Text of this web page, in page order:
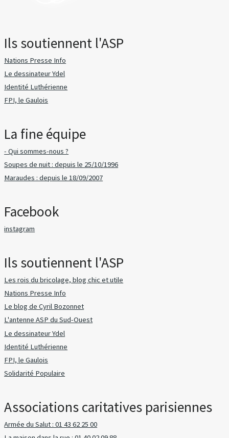
Ils soutiennent l'ASP
Nations Presse Info
Le dessinateur Ydel
Identité Luthérienne
FPI, le Gaulois
La fine équipe
- Qui sommes-nous ?
Soupes de nuit : depuis le 25/10/1996
Maraudes : depuis le 18/09/2007
Facebook
instagram
Ils soutiennent l'ASP
Les rois du bricolage, blog chic et utile
Nations Presse Info
Le blog de Cyril Bozonnet
L'antenne ASP du Sud-Ouest
Le dessinateur Ydel
Identité Luthérienne
FPI, le Gaulois
Solidarité Populaire
Associations caritatives parisiennes
Armée du Salut : 01 43 62 25 00